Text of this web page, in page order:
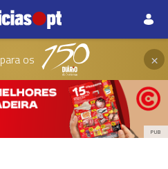
para os ×
PUB